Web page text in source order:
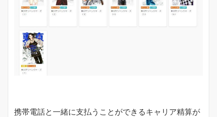
携帯電話と一緒に支払うことができるキャリア精算が